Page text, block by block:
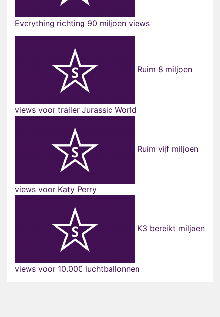
Everything richting 90 miljoen views
Ruim 8 miljoen
views voor trailer Jurassic World
Ruim vijf miljoen
views voor Katy Perry
K3 bereikt miljoen
views voor 10.000 luchtballonnen